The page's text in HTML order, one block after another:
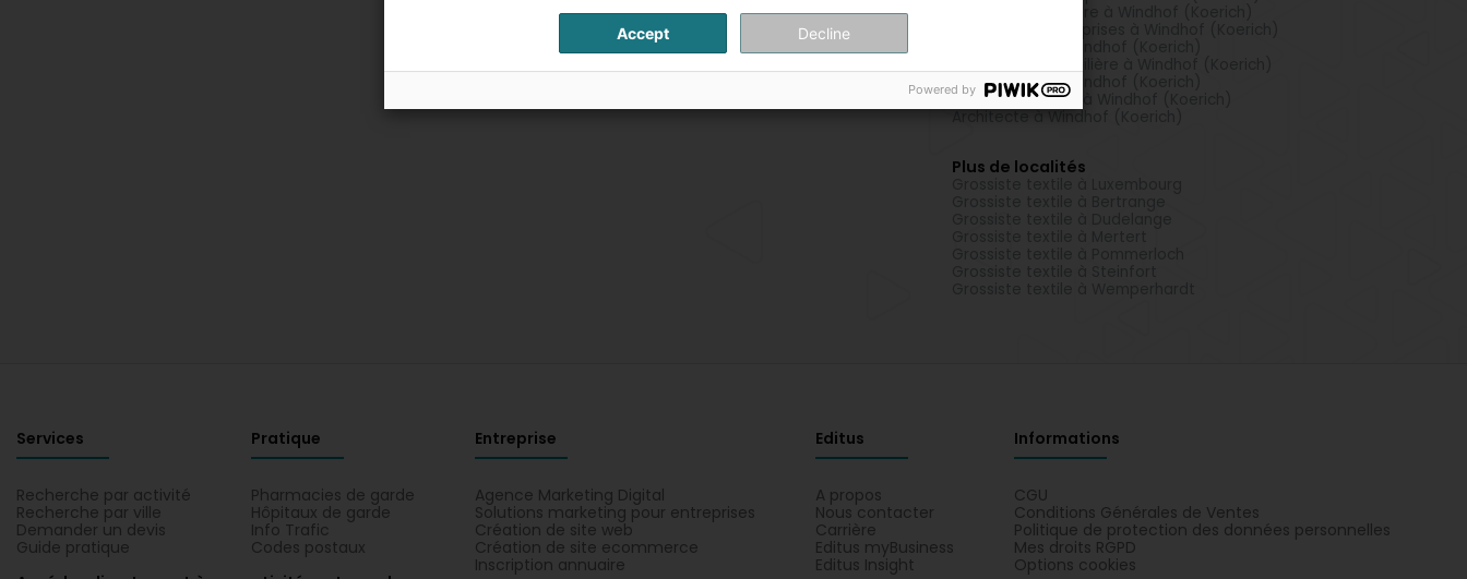
Informatique à Windhof (Koerich)
Ingénieur-conseil à Windhof (Koerich)
Architecte à Windhof (Koerich)
Plus de localités
Services
Recherche par activité
Recherche par ville
Demander un devis
Guide pratique
Pratique
Pharmacies de garde
Hôpitaux de garde
Info Trafic
Codes postaux
Entreprise
Agence Marketing Digital
Solutions marketing pour entreprises
Création de site web
Création de site ecommerce
Inscription annuaire
Editus
A propos
Nous contacter
Carrière
Editus myBusiness
Editus Insight
Informations
CGU
Conditions Générales de Ventes
Politique de protection des données personnelles
Mes droits RGPD
Options cookies
Accept Decline
Powered by